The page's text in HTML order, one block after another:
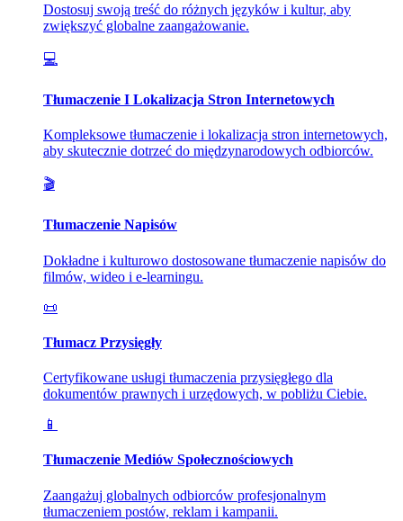
Dostosuj swoją treść do różnych języków i kultur, aby
zwiększyć globalne zaangażowanie.
💻
Tłumaczenie I Lokalizacja Stron Internetowych
Kompleksowe tłumaczenie i lokalizacja stron internetowych,
aby skutecznie dotrzeć do międzynarodowych odbiorców.
🎬
Tłumaczenie Napisów
Dokładne i kulturowo dostosowane tłumaczenie napisów do
filmów, wideo i e-learningu.
📜
Tłumacz Przysięgły
Certyfikowane usługi tłumaczenia przysięgłego dla
dokumentów prawnych i urzędowych, w pobliżu Ciebie.
📱
Tłumaczenie Mediów Społecznościowych
Zaangażuj globalnych odbiorców profesjonalnym
tłumaczeniem postów, reklam i kampanii.